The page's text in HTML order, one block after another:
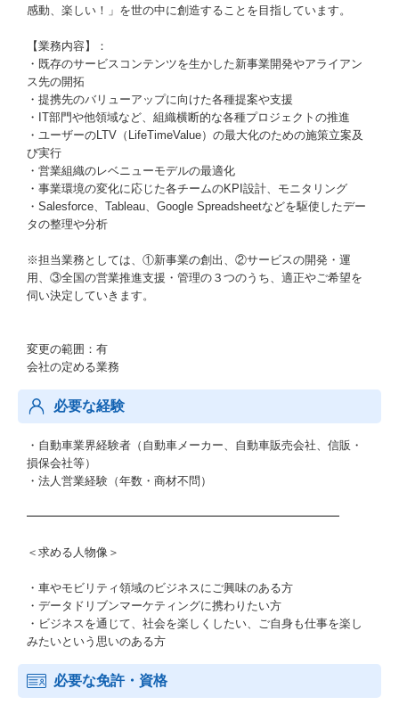
感動、楽しい！」を世の中に創造することを目指しています。
【業務内容】：
・既存のサービスコンテンツを生かした新事業開発やアライアン
ス先の開拓
・提携先のバリューアップに向けた各種提案や支援
・IT部門や他領域など、組織横断的な各種プロジェクトの推進
・ユーザーのLTV（LifeTimeValue）の最大化のための施策立案及
び実行
・営業組織のレベニューモデルの最適化
・事業環境の変化に応じた各チームのKPI設計、モニタリング
・Salesforce、Tableau、Google Spreadsheetなどを駆使したデー
タの整理や分析
※担当業務としては、①新事業の創出、②サービスの開発・運
用、③全国の営業推進支援・管理の３つのうち、適正やご希望を
伺い決定していきます。
変更の範囲：有
会社の定める業務
必要な経験
・自動車業界経験者（自動車メーカー、自動車販売会社、信販・
損保会社等）
・法人営業経験（年数・商材不問）
━━━━━━━━━━━━━━━━━━━━━━━━━━━
＜求める人物像＞
・車やモビリティ領域のビジネスにご興味のある方
・データドリブンマーケティングに携わりたい方
・ビジネスを通じて、社会を楽しくしたい、ご自身も仕事を楽し
みたいという思いのある方
必要な免許・資格